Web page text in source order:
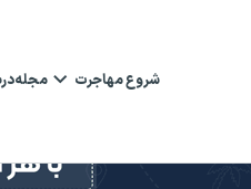
شروع مهاجرت مجله